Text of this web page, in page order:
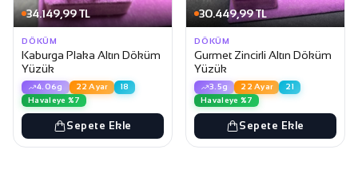
34.149,99 TL
DÖKÜM
Kaburga Plaka Altın Döküm
Yüzük
4.06g 22 Ayar
18
Havaleye %7
Sepete Ekle
30.449,99 TL
DÖKÜM
Gurmet Zincirli Altın Döküm
Yüzük
3.5g 22 Ayar
21
Havaleye %7
Sepete Ekle